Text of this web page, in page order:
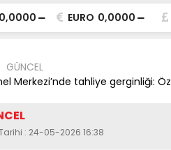
0,0000 EURO 0,0000
GÜNCEL
Merkezi’nde tahliye gerginliği:
: 24-05-2026 16:38